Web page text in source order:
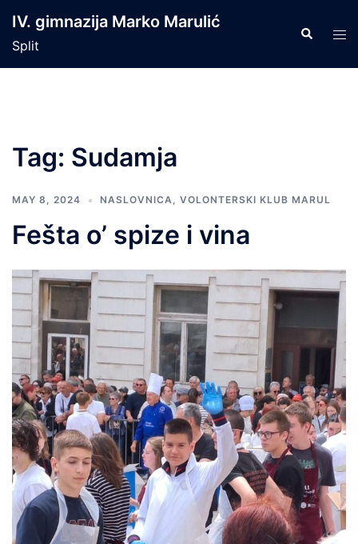
content
IV. gimnazija Marko Marulić
Split
Search
Tag: Sudamja
MAY 8, 2024 NASLOVNICA, VOLONTERSKI KLUB MARUL
Fešta o’ spize i vina